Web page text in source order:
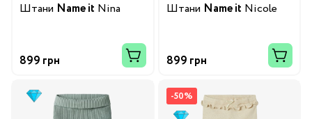
Штани Name it Nina
899 грн
Штани Name it Nicole
899 грн
-50%